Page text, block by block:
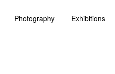
Photography Exhibitions